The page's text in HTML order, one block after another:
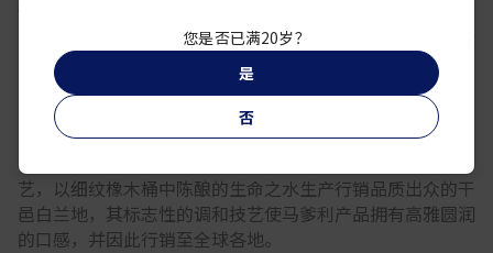
品鉴方法：一款味道纯正、卓越超凡的干邑葡萄酒，无需任
何添加，即可让人尽享无与伦比的感官体验。
品牌故事：由尚·马爹利(Jean Martell)始创于1715年的马
爹利是历史最悠久的干邑世家，当时法式生活艺术浪潮巅峰
之际对美食、品鉴、技艺的推崇也成为了马爹利探索至今的
核心领域。三个世纪以来，马爹利秉承独特的双重蒸馏技
艺，以细纹橡木桶中陈酿的生命之水生产行销品质出众的干
邑白兰地，其标志性的调和技艺使马爹利产品拥有高雅圆润
的口感，并因此行销至全球各地。
您是否已满20岁？
是
否